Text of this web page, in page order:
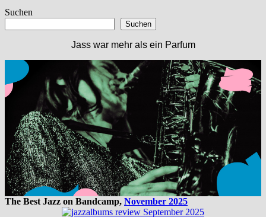
Suchen
Suchen
Jass war mehr als ein Parfum
The Best Jazz on Bandcamp, November 2025